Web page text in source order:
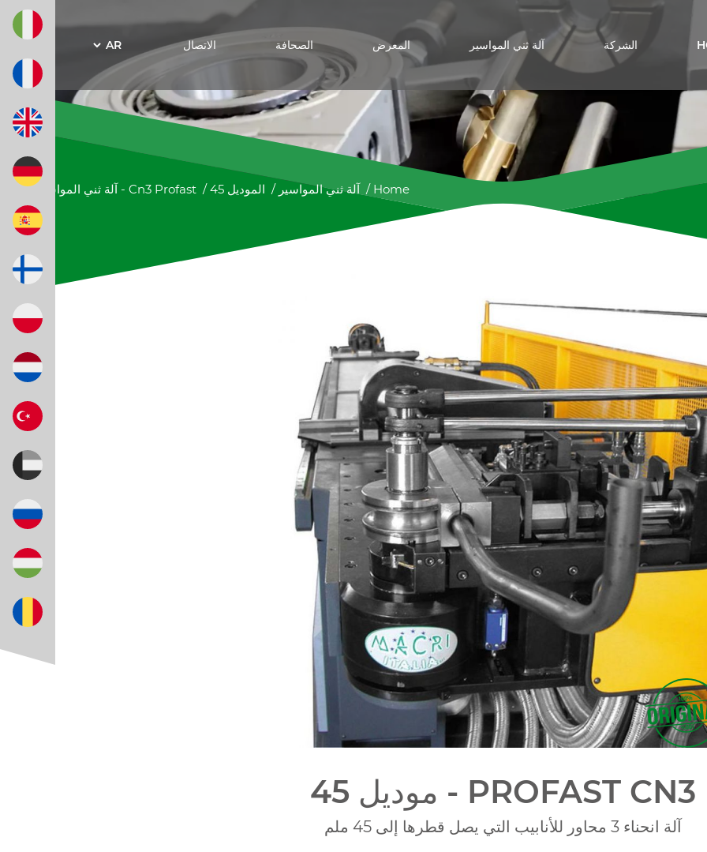
الشركة آلة ثني المواسير المعرض الصحافة الاتصال
Home
/آلة ثني المواسير / 45 الموديل /آلة ثني المواسير45 موديل - Cn3 Profast
45 موديل - PROFAST CN3
آلة انحناء 3 محاور للأنابيب التي يصل قطرها إلى 45 ملم